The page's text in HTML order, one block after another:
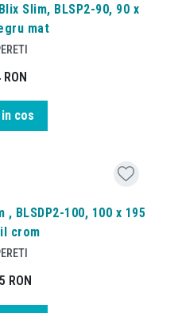
Slim, BLSP2-90, 90 x
mat
RON
cos
, BLSDP2-100, 100 x 195
crom
RON